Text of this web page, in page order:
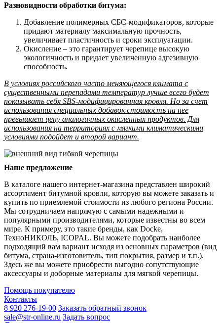
Разновидности обработки битума:
Добавление полимерных СБС-модификаторов, которые
придают материалу максимальную прочность,
увеличивает пластичность и сроки эксплуатации.
Окисление – это гарантирует черепице высокую
экологичность и придает увеличенную адгезивную
способность.
В условиях российского часто меняющегося климата с
существенными перепадами температур лучше всего будет
показывать себя SBS-модифицированная кровля. Но за счет
использования специальных добавок стоимость на нее
превышает цену аналогичных окисленных продуктов. Для
использования на территориях с мягкими климатическими
условиями подойдет и второй вариант.
Наше предложение
В каталоге нашего интернет-магазина представлен широкий
ассортимент битумной кровли, которую вы можете заказать и
купить по приемлемой стоимости из любого региона России.
Мы сотрудничаем напрямую с самыми надежными и
популярными производителями, которые известны во всем
мире. К примеру, это такие бренды, как Docke,
ТехноНИКОЛЬ, ICOPAL. Вы можете подобрать наиболее
подходящий вам вариант исходя из основных параметров (вид
битума, страна-изготовитель, тип покрытия, размер и т.п.).
Здесь же вы можете приобрести выгодно сопутствующие
аксессуары и доборные материалы для мягкой черепицы.
Помощь покупателю
Контакты
8 920 276-19-00 Заказать обратный звонок
sale@str-online.ru Задать вопрос